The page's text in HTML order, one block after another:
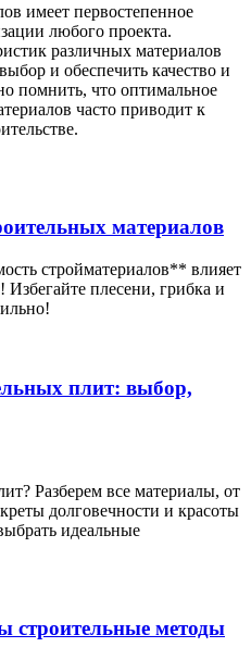
имеет первостепенное
любого проекта.
различных материалов
и обеспечить качество и
помнить, что оптимальное
часто приводит к
материалов
стройматериалов** влияет
Избегайте плесени, грибка и
плит: выбор,
Разберем все материалы, от
долговечности и красоты
идеальные
строительные методы